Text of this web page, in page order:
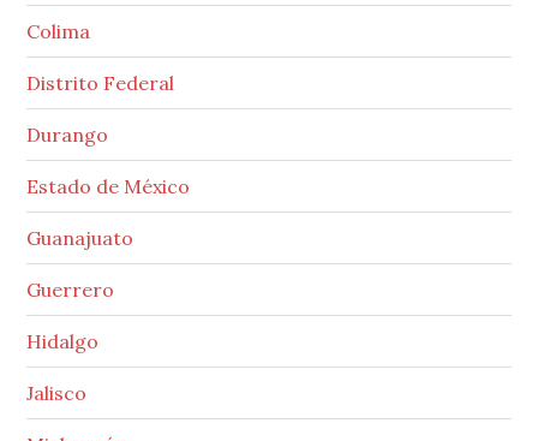
Colima
Distrito Federal
Durango
Estado de México
Guanajuato
Guerrero
Hidalgo
Jalisco